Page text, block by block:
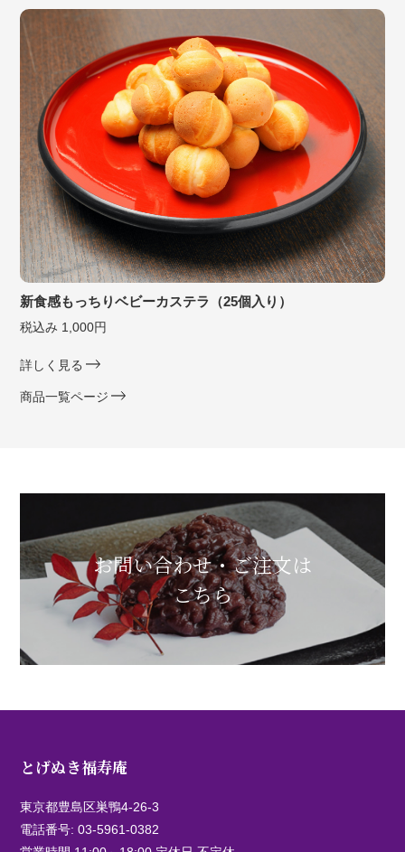
新食感もっちりベビーカステラ（25個入り）
税込み 1,000円
詳しく見る
商品一覧ページ
お問い合わせ・ご注文は
こちら
とげぬき福寿庵
東京都豊島区巣鴨4-26-3
電話番号:03-5961-0382